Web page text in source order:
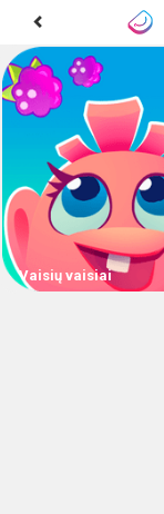
Vaisių vaisiai